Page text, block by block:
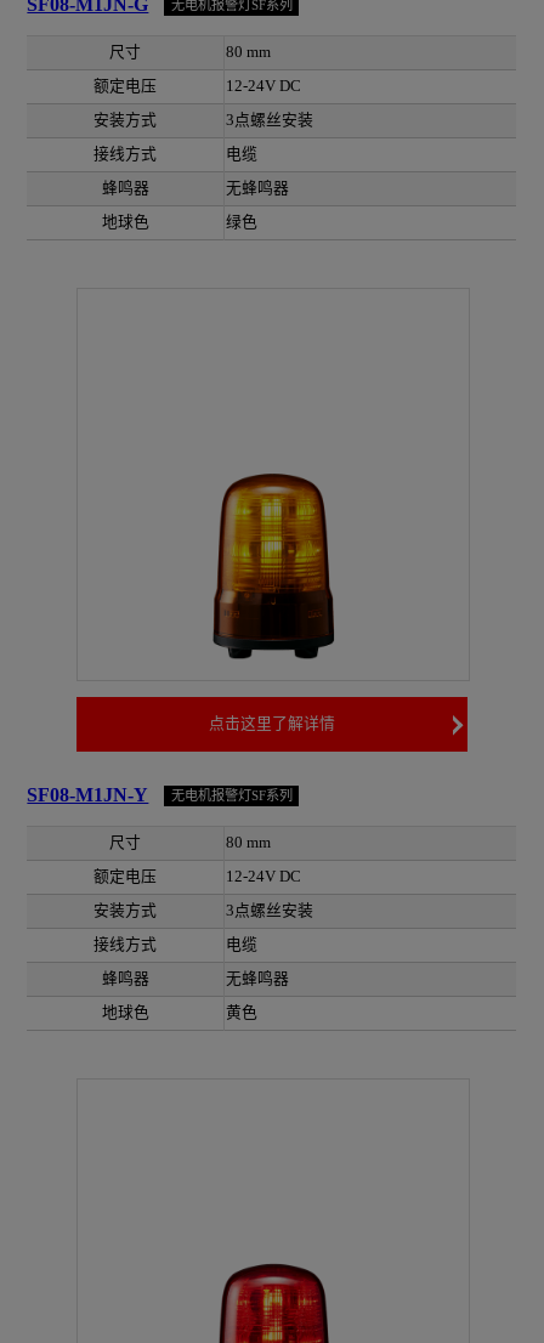
SF08-M1JN-G 无电机报警灯SF系列
尺寸
80 mm
额定电压
12-24V DC
安装方式
3点螺丝安装
接线方式
电缆
蜂鸣器
无蜂鸣器
地球色
绿色
点击这里了解详情
SF08-M1JN-Y 无电机报警灯SF系列
尺寸
80 mm
额定电压
12-24V DC
安装方式
3点螺丝安装
接线方式
电缆
蜂鸣器
无蜂鸣器
地球色
黄色